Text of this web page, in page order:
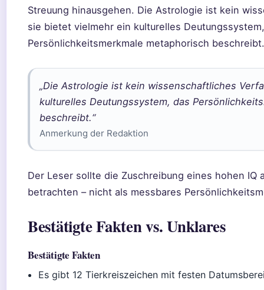
Streuung hinausgehen. Die Astrologie ist kein
sie bietet vielmehr ein kulturelles
Persönlichkeitsmerkmale metaphorisch beschreibt.
„Die Astrologie ist kein wissenschaftliches
kulturelles Deutungssystem, das
beschreibt.“
Anmerkung der Redaktion
Der Leser sollte die Zuschreibung eines hohen IQ
betrachten – nicht als messbares
Bestätigte Fakten vs. Unklares
Bestätigte Fakten
Es gibt 12 Tierkreiszeichen mit festen